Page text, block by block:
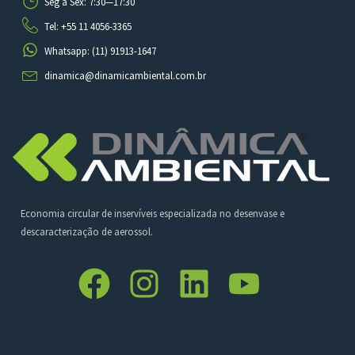
Economia circular de inservíveis especializada no desenvase e
descaracterização de aerossol.
Tel: +55 11 4056-3365
Whatsapp: (11) 91913-1647
dinamica@dinamicambiental.com.br